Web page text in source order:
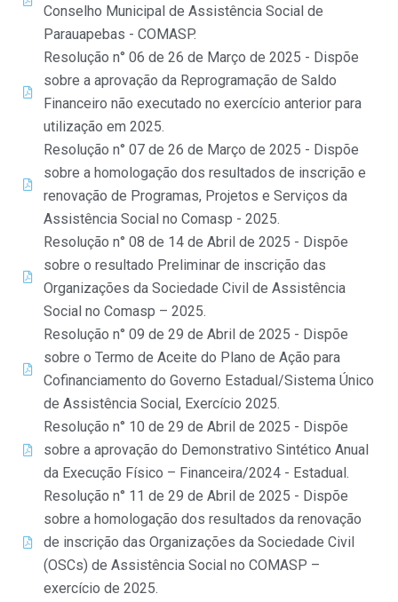
Conselho Municipal de Assistência Social de
Parauapebas - COMASP.
Resolução n° 06 de 26 de Março de 2025 - Dispõe
sobre a aprovação da Reprogramação de Saldo
Financeiro não executado no exercício anterior para
utilização em 2025.
Resolução n° 07 de 26 de Março de 2025 - Dispõe
sobre a homologação dos resultados de inscrição e
renovação de Programas, Projetos e Serviços da
Assistência Social no Comasp - 2025.
Resolução n° 08 de 14 de Abril de 2025 - Dispõe
sobre o resultado Preliminar de inscrição das
Organizações da Sociedade Civil de Assistência
Social no Comasp – 2025.
Resolução n° 09 de 29 de Abril de 2025 - Dispõe
sobre o Termo de Aceite do Plano de Ação para
Cofinanciamento do Governo Estadual/Sistema Único
de Assistência Social, Exercício 2025.
Resolução n° 10 de 29 de Abril de 2025 - Dispõe
sobre a aprovação do Demonstrativo Sintético Anual
da Execução Físico – Financeira/2024 - Estadual.
Resolução n° 11 de 29 de Abril de 2025 - Dispõe
sobre a homologação dos resultados da renovação
de inscrição das Organizações da Sociedade Civil
(OSCs) de Assistência Social no COMASP –
exercício de 2025.